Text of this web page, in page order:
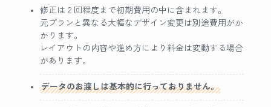
修正は２回程度まで初期費用の中に含まれます。
元プランと異なる大幅なデザイン変更は別途費用がか
かります。
レイアウトの内容や進め方により料金は変動する場合
があります。
データのお渡しは基本的に行っておりません。